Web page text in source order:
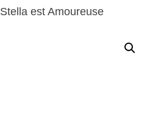
Stella est Amoureuse